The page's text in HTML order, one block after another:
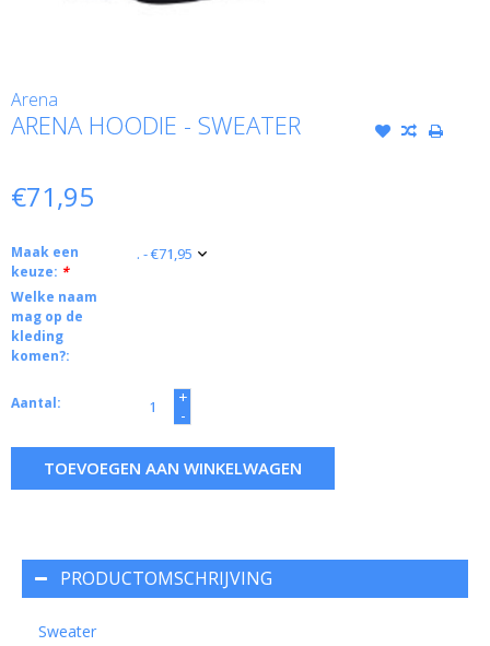
Arena
ARENA HOODIE - SWEATER
€71,95
Maak een
keuze: *
Welke naam
mag op de
kleding
komen?:
Aantal:
+
-
TOEVOEGEN AAN WINKELWAGEN
PRODUCTOMSCHRIJVING
Sweater